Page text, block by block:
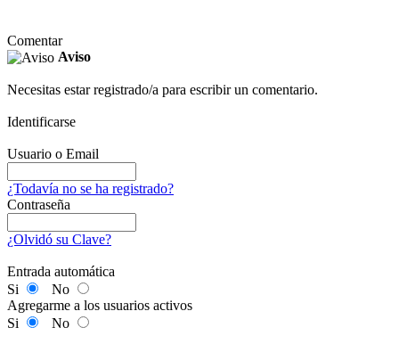
Comentar
Aviso
Necesitas estar registrado/a para escribir un comentario.
Identificarse
Usuario o Email
¿Todavía no se ha registrado?
Contraseña
¿Olvidó su Clave?
Entrada automática
Si
No
Agregarme a los usuarios activos
Si
No